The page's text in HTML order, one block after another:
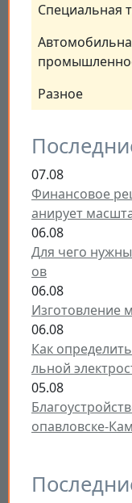
Специальная
Разное
07.08
Финансовое
анирует
06.08
Для чего
ов
06.08
Изготовление
06.08
Как
льной
05.08
опавловске-